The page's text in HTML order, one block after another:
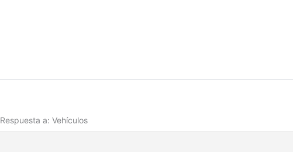
Respuesta a: Vehículos